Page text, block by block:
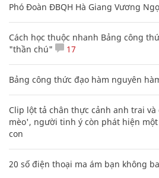
Phó Đoàn ĐBQH Hà Giang Vương
Cách học thuộc nhanh Bảng công
"thần chú"
17
Bảng công thức đạo hàm nguyên
Clip lột tả chân thực cảnh anh trai
mèo', người tinh ý còn phát hiện
con
20 số điện thoại ma ám bạn không